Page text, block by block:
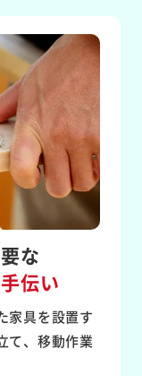
な
伝い
家具を設置す
て、移動作業